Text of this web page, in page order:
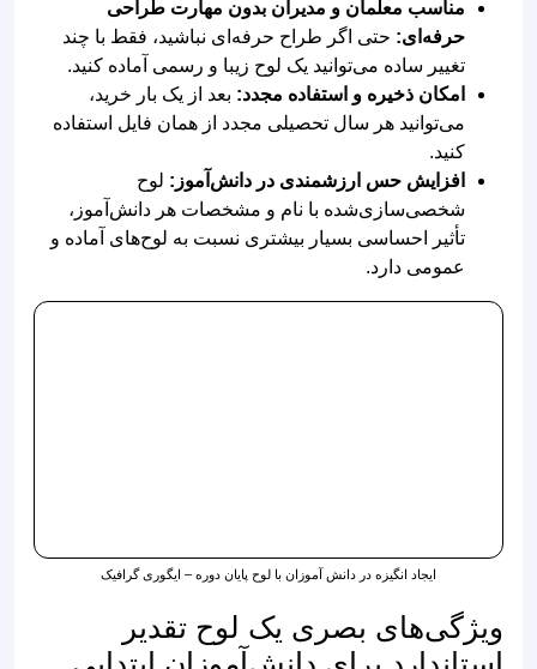
امکان ذخیره و استفاده مجدد:بعد از یک بار خرید،
می‌توانید هر سال تحصیلی مجدد از همان فایل استفاده
کنید.
افزایش حس ارزشمندی در دانش‌آموز:لوح
شخصی‌سازی‌شده با نام و مشخصات هر دانش‌آموز،
تأثیر احساسی بسیار بیشتری نسبت به لوح‌های آماده و
عمومی دارد.
ویژگی‌های بصری یک لوح تقدیر
استاندارد برای دانش‌آموزان ابتدایی
طراحی برای گروه سنی ۱۱ تا ۱۲ سال (پایه ششم) نیازمند
رعایت تعادل بین رسمیت و شادابی است. یک لوح پایان دوره